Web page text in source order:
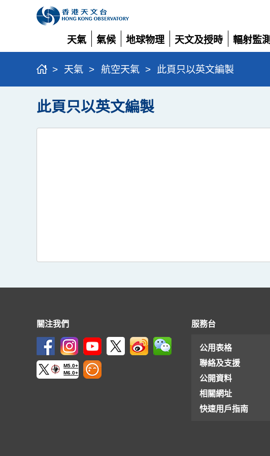
天氣
展
開
氣候
展
開
地球物理
展
開
天文及授時
展
開
輻射監測
展
開
> 天氣 > 航空天氣 > 此頁只以英文編製
此頁只以英文編製
關注我們
M5.0+
M6.0+
服務台
公用表格
聯絡及支援
公開資料
相關網址
快速用戶指南